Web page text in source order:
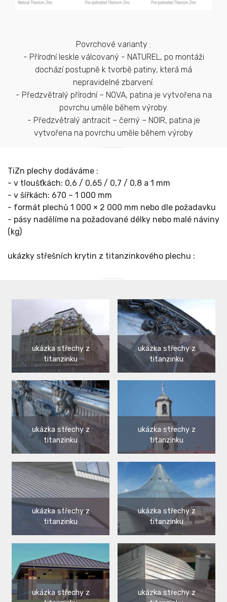
Povrchové varianty :
- Přírodní leskle válcovaný - NATUREL, po montáži
dochází postupně k tvorbě patiny, která má
nepravidelné zbarvení.
- Předzvětralý přírodní – NOVA, patina je vytvořena na
povrchu uměle během výroby.
- Předzvětralý antracit – černý – NOIR, patina je
vytvořena na povrchu uměle během výroby
TiZn plechy dodáváme :
- v tloušťkách: 0,6 / 0,65 / 0,7 / 0,8 a 1 mm
- v šířkách: 670 – 1 000 mm
- formát plechů 1 000 × 2 000 mm nebo dle požadavku
- pásy nadělíme na požadované délky nebo malé náviny
(kg)
ukázky střešních krytin z titanzinkového plechu :
ukázka střechy z
titanzinku
ukázka střechy z
titanzinku
ukázka střechy z
titanzinku
ukázka střechy z
titanzinku
ukázka střechy z
titanzinku
ukázka střechy z
titanzinku
ukázka střechy z
ukázka střechy z